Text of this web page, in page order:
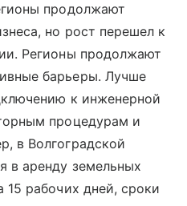
продолжают
но рост перешел к
Регионы продолжают
барьеры. Лучше
к инженерной
процедурам и
в Волгоградской
в аренду земельных
15 рабочих дней, сроки